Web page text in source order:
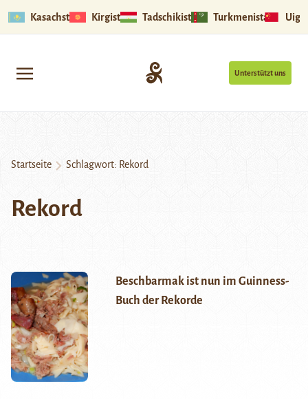
Kasachstan Kirgistan Tadschikistan Turkmenistan
Unterstützt uns
Startseite Schlagwort: Rekord
Rekord
Beschbarmak ist nun im Guinness-
Buch der Rekorde